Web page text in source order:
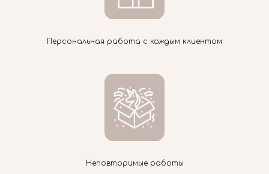
Персональная работа с каждым клиентом
Неповторимые работы